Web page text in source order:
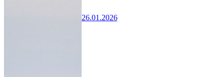
26.01.2026